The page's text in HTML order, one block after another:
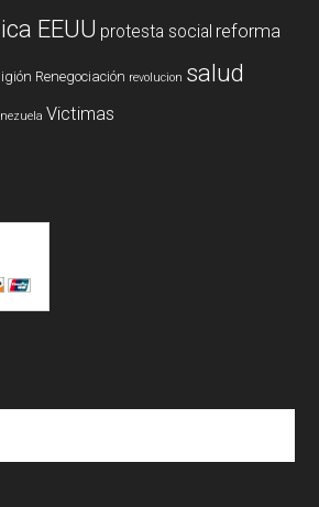
EEUU protesta social reforma
Renegociación revolucion salud
Victimas